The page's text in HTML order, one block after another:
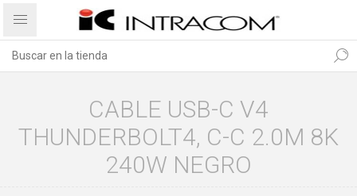
CABLE USB-C V4
THUNDERBOLT4, C-C 2.0M 8K
240W NEGRO